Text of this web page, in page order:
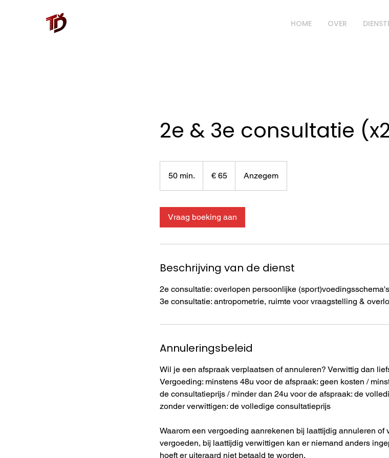
HOME OVER
2e & 3e consultatie
50 min.
0
€ 65 Anzegem
Vraag boeking aan
Beschrijving van de dienst
2e consultatie: overlopen persoonlijke
3e consultatie: antropometrie, ruimte voor vraagstelling &
Annuleringsbeleid
Wil je een afspraak verplaatsen of annuleren? Verwittig dan
Vergoeding: minstens 48u voor de afspraak: geen kosten /
de consultatieprijs / minder dan 24u voor de afspraak: de
zonder verwittigen: de volledige consultatieprijs
Waarom een vergoeding aanrekenen bij laattijdig annuleren
vergoeden, bij laattijdig verwittigen kan er niemand anders
hoeft er uiteraard niet betaald te worden.